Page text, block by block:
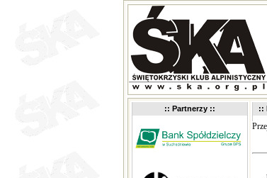
:: Partnerzy :: ::